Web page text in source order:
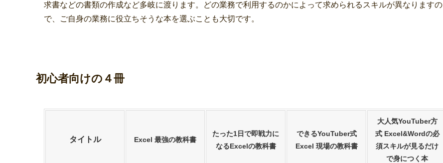
求書などの書類の作成など多岐に渡ります。どの業務で利用するのかによって求められるスキルが異なりますの
で、ご自身の業務に役立ちそうな本を選ぶことも大切です。
初心者向けの４冊
タイトル Excel 最強の教科書
たった1日で即戦力に
なるExcelの教科書
できるYouTuber式
Excel 現場の教科書
大人気YouTuber方
式 Excel&Wordの必
須スキルが見るだけ
で身につく本